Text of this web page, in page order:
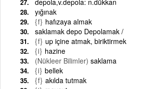
yığınak
{f} hafızaya almak
saklamak depo Depolamak /
{f} up içine atmak, biriktirmek
{i} hazine
(Nükleer Bilimler) saklama
{i} bellek
{f} akılda tutmak